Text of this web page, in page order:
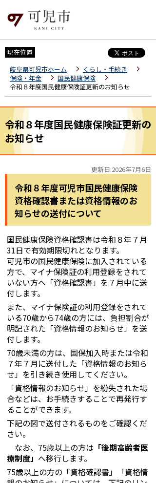
現在位置
岐阜県可児市ホーム
くらし・手続き
保険・年金
国民健康保険
令和８年度国民健康保険証更新のお知らせ
令和８年度国民健康保険証更新の
お知らせ
更新日:2026年7月6日
令和８年度可児市国民健康保険
資格確認書または資格情報のお
知らせの送付について
国民健康保険資格確認書は令和８年７月
31日で有効期限切れとなります。
可児市の国民健康保険に加入されている
方で、マイナ保険証の利用登録をされて
いない方へ「資格確認書」を７月中に送
付します。
また、マイナ保険証の利用登録をされて
いる70歳から74歳の方には、負担割合が
明記された「資格情報のお知らせ」を送
付します。
70歳未満の方は、国保加入時または令和
７年７月に送付した「資格情報のお知ら
せ」を引き続き使用してください。
「資格情報のお知らせ」を紛失された場
合などは、お手続きすることで再発行す
ることができます。
下記の図で送付されるものをご確認くだ
さい。
なお、75歳以上の方は 「後期高齢者医
療制度」 へ移行します。
75歳以上の方の「資格確認書」「資格情